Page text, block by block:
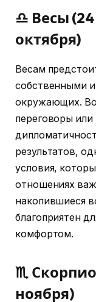
♎ Весы
октября)
Весам
собственными
окружающих.
переговоры
результатов,
условия,
отношениях
накопившиеся
благоприятен
комфортом.
♏
ноября)